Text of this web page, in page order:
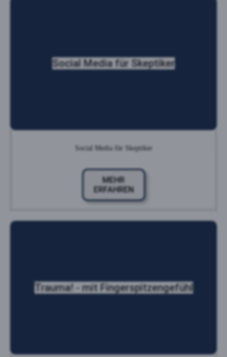
Social Media für Skeptiker
Social Media für Skeptiker
MEHR
ERFAHREN
Trauma! - mit Finger­spitzen­gefühl